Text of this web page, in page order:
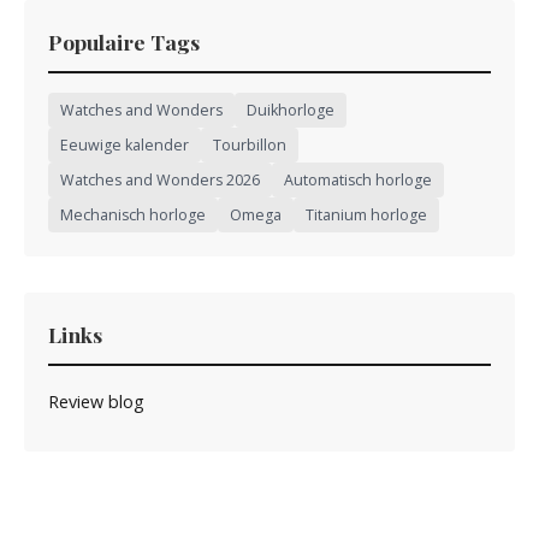
Populaire Tags
Watches and Wonders
Duikhorloge
Eeuwige kalender
Tourbillon
Watches and Wonders 2026
Automatisch horloge
Mechanisch horloge
Omega Titanium horloge
Links
Review blog